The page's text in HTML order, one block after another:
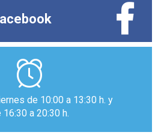
de 10:00 a 13:30 h. y
16:30 a 20:30 h.